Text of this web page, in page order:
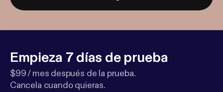
Empieza 7 días de prueba
$99 / mes después de la prueba.
Cancela cuando quieras.